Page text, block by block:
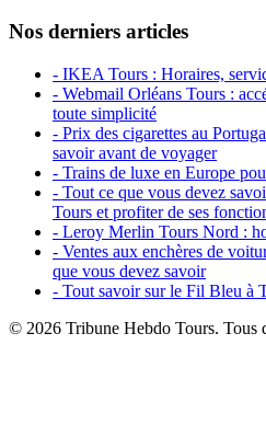
Nos derniers articles
- IKEA Tours : Horaires,
- Webmail Orléans Tours :
toute simplicité
- Prix des cigarettes au
savoir avant de voyager
- Trains de luxe en Europe
- Tout ce que vous devez
Tours et profiter de ses
- Leroy Merlin Tours Nord :
- Ventes aux enchères de
que vous devez savoir
- Tout savoir sur le Fil Bleu à
© 2026 Tribune Hebdo Tours. Tous